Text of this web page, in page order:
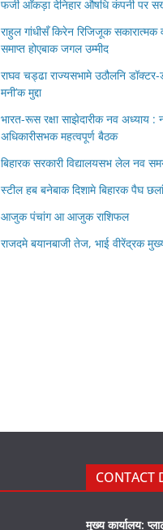
फर्जी आँकड़ा देनिहार औषधि कंपनी पर
राहुल गांधीसँ किरेन रिजिजूक सकारात्मक
समाप्त होएबाक जगल उम्मीद
राघव चड्ढा राज्यसभामे उठौलनि
मनी’क मुद्दा
भारत-रूस रक्षा साझेदारीक नव अध्याय :
अधिकारीसभक महत्वपूर्ण बैठक
बिहारक सरकारी विद्यालयसभ लेल नव
स्टील हब बनेबाक दिशामे बिहारक पैघ
आजुक पंचांग आ आजुक राशिफल
राजदमे बयानबाजी तेज, भाई वीरेंद्रक
CONTACT
मुख्य कार्यालय: